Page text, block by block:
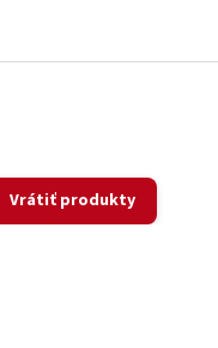
Vrátiť produkty